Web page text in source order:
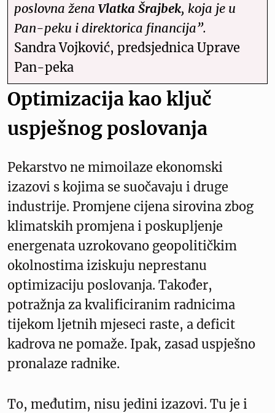
poslovna žena Vlatka Šrajbek, koja je u
Pan-peku i direktorica financija”.
Sandra Vojković, predsjednica Uprave
Pan-peka
Optimizacija kao ključ
uspješnog poslovanja
Pekarstvo ne mimoilaze ekonomski
izazovi s kojima se suočavaju i druge
industrije. Promjene cijena sirovina zbog
klimatskih promjena i poskupljenje
energenata uzrokovano geopolitičkim
okolnostima iziskuju neprestanu
optimizaciju poslovanja. Također,
potražnja za kvalificiranim radnicima
tijekom ljetnih mjeseci raste, a deficit
kadrova ne pomaže. Ipak, zasad uspješno
pronalaze radnike.
To, međutim, nisu jedini izazovi. Tu je i